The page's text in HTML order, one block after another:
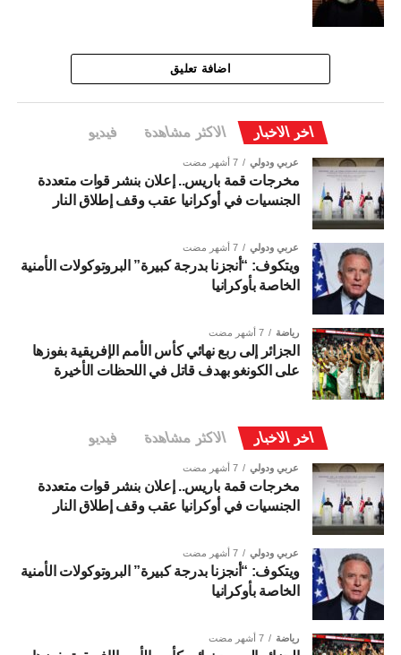
اضافة تعليق
اخر الاخبار الاكثر مشاهدة فيديو
عربي ودولي 7 أشهر مضت
مخرجات قمة باريس.. إعلان بنشر قوات متعددة
الجنسيات في أوكرانيا عقب وقف إطلاق النار
عربي ودولي 7 أشهر مضت
ويتكوف: “أنجزنا بدرجة كبيرة” البروتوكولات الأمنية
الخاصة بأوكرانيا
رياضة 7 أشهر مضت
الجزائر إلى ربع نهائي كأس الأمم الإفريقية بفوزها
على الكونغو بهدف قاتل في اللحظات الأخيرة
اخر الاخبار الاكثر مشاهدة فيديو
عربي ودولي 7 أشهر مضت
مخرجات قمة باريس.. إعلان بنشر قوات متعددة
الجنسيات في أوكرانيا عقب وقف إطلاق النار
عربي ودولي 7 أشهر مضت
ويتكوف: “أنجزنا بدرجة كبيرة” البروتوكولات الأمنية
الخاصة بأوكرانيا
رياضة 7 أشهر مضت